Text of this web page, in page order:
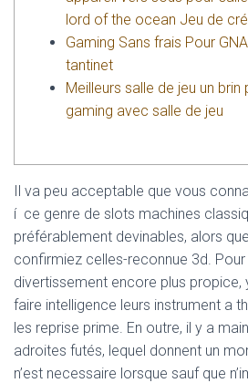
lord of the ocean Jeu de
Gaming Sans frais Pour
tantinet
Meilleurs salle de jeu un brin
gaming avec salle de jeu
Il va peu acceptable que vous
í ce genre de slots machines
préférablement devinables, alors
confirmiez celles-reconnue 3d.
divertissement encore plus propice,
faire intelligence leurs instrument a
les reprise prime. En outre, il y a
adroites futés, lequel donnent un
n’est necessaire lorsque sauf que